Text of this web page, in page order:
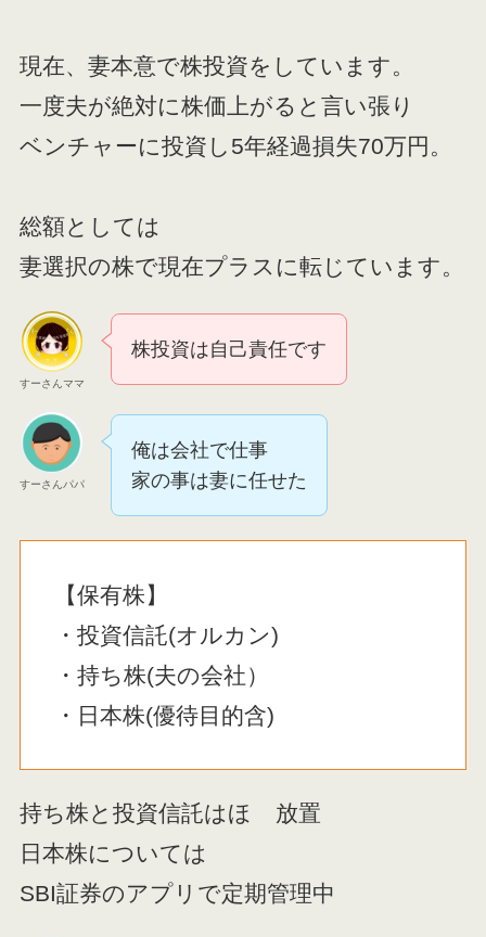
現在、妻本意で株投資をしています。
一度夫が絶対に株価上がると言い張り
ベンチャーに投資し5年経過損失70万円。
総額としては
妻選択の株で現在プラスに転じています。
すーさんママ
株投資は自己責任です
すーさんパパ
俺は会社で仕事
家の事は妻に任せた
【保有株】
・投資信託(オルカン)
・持ち株(夫の会社）
・日本株(優待目的含)
持ち株と投資信託はほゞ放置
日本株については
SBI証券のアプリで定期管理中